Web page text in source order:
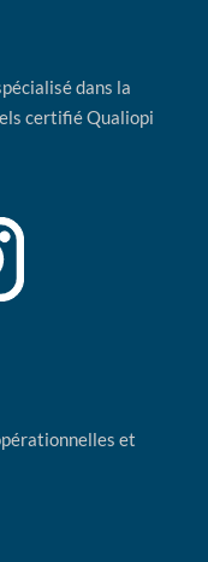
dans la
certifié Qualiopi
et